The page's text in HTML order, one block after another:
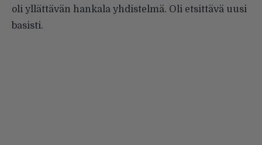
oli yllättävän hankala yhdistelmä. Oli etsittävä uusi
basisti.